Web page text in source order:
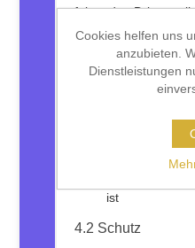
folgenden Dritten
Regierungs-
ist
4.2 Schutz
Cookies helfen uns
anzubieten.
Dienstleistungen